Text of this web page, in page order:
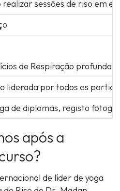
realizar sessões de riso em
de Respiração profunda
liderada por todos os
de diplomas, registo
após a
de líder de yoga